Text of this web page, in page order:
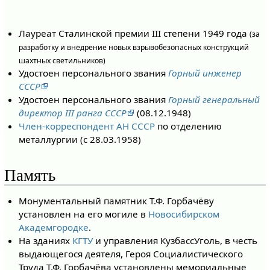
Лауреат Сталинской премии III степени 1949 года(за
разработку и внедрение новых взрывобезопасных конструкций
шахтных светильников)
Удостоен персонального звания Горный инженер
СССР
Удостоен персонального звания Горный генеральный
директор III ранга СССР
(08.12.1948)
Член-корреспондент АН СССР по отделению
металлургии (с 28.03.1958)
Память
Монументальный памятник Т.Ф. Горбачёву
установлен на его могиле в Новосибирском
Академгородке.
На зданиях КГТУи управления КузбассУголь, в честь
выдающегося деятеля, Героя Социалистического
Труда Т.Ф. Горбачёва установлены мемориальные